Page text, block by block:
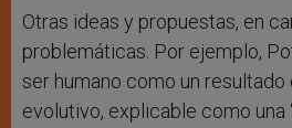
Otras ideas y propuestas, en
problemáticas. Por ejemplo,
ser humano como un
evolutivo, explicable como una